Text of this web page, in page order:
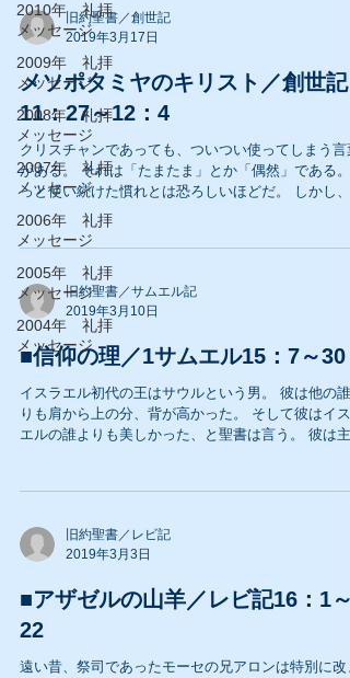
2010年 礼拝
メッセージ
2009年 礼拝
メッセージ
2008年 礼拝
メッセージ
2007年 礼拝
メッセージ
2006年 礼拝
メッセージ
2005年 礼拝
メッセージ
2004年 礼拝
メッセージ
旧約聖書／創世記
2019年3月17日
メソポタミヤのキリスト／創世記
11：27～12：4
クリスチャンであっても、ついつい使ってしまう言
がある。 それは「たまたま」とか「偶然」である。
っと使い続けた慣れとは恐ろしいほどだ。 しかし、
造主である神を信じ、御霊なる方を信じているので
るなら、「偶然」も「たまたま」も無いと思う。...
旧約聖書／サムエル記
2019年3月10日
■信仰の理／1サムエル15：7～30
イスラエル初代の王はサウルという男。 彼は他の誰
りも肩から上の分、背が高かった。 そして彼はイス
エルの誰よりも美しかった、と聖書は言う。 彼は主
され、預言した。...
旧約聖書／レビ記
2019年3月3日
■アザゼルの山羊／レビ記16：1～
22
遠い昔、祭司であったモーセの兄アロンは特別に改